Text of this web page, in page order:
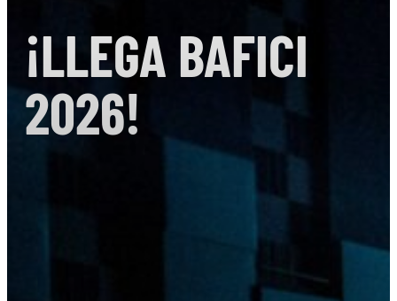
¡LLEGA BAFICI
2026!